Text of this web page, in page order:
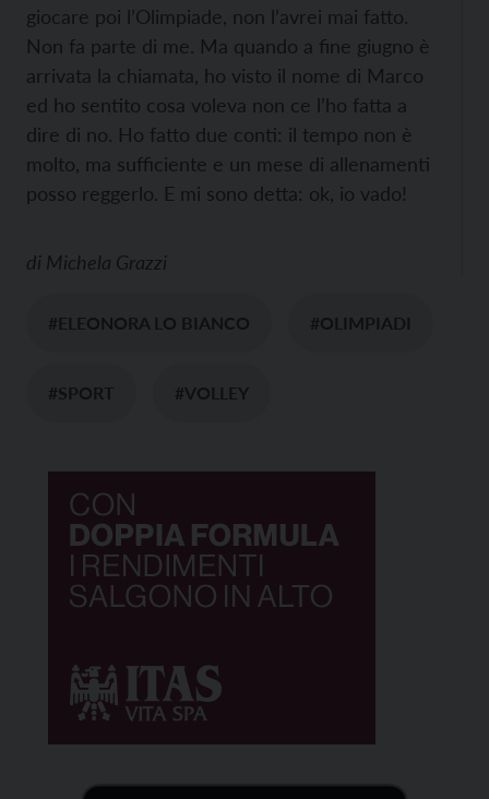
giocare poi l’Olimpiade, non l’avrei mai fatto.
Non fa parte di me. Ma quando a fine giugno è
arrivata la chiamata, ho visto il nome di Marco
ed ho sentito cosa voleva non ce l’ho fatta a
dire di no. Ho fatto due conti: il tempo non è
molto, ma sufficiente e un mese di allenamenti
posso reggerlo. E mi sono detta: ok, io vado!
di Michela Grazzi
#ELEONORA LO BIANCO #OLIMPIADI
#SPORT #VOLLEY